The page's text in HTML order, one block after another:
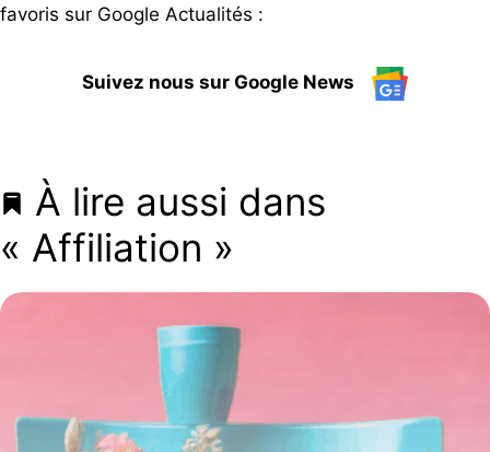
favoris sur Google Actualités :
Suivez nous sur Google News
À lire aussi dans
« Affiliation »